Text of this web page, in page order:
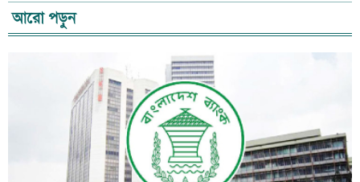
আরো পড়ুন